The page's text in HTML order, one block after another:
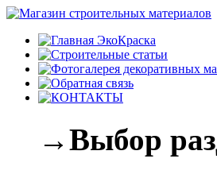
→Выбор